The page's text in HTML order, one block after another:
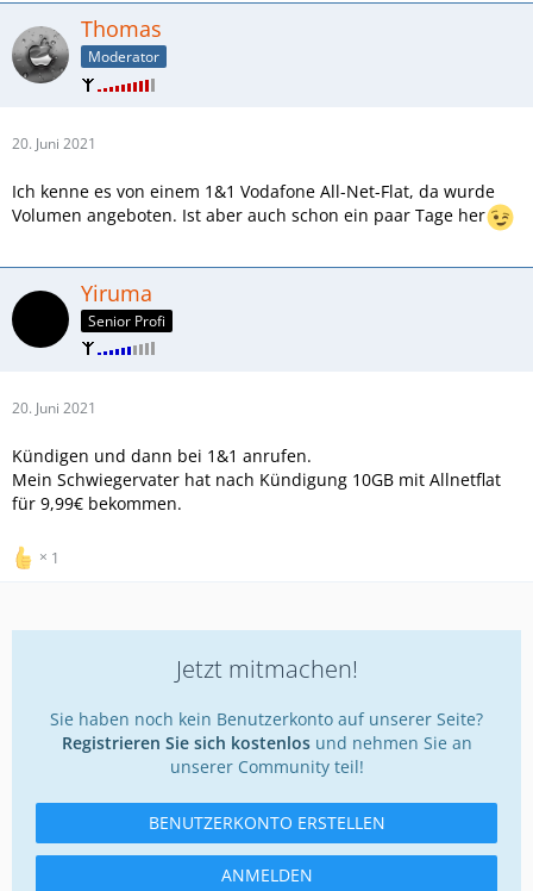
Thomas
Moderator
20. Juni 2021
Ich kenne es von einem 1&1 Vodafone All-Net-Flat, da wurde
Volumen angeboten. Ist aber auch schon ein paar Tage her
Yiruma
Senior Profi
20. Juni 2021
Kündigen und dann bei 1&1 anrufen.
Mein Schwiegervater hat nach Kündigung 10GB mit Allnetflat
für 9,99€ bekommen.
1
Jetzt mitmachen!
Sie haben noch kein Benutzerkonto auf unserer Seite?
Registrieren Sie sich kostenlosund nehmen Sie an
unserer Community teil!
BENUTZERKONTO ERSTELLEN
ANMELDEN